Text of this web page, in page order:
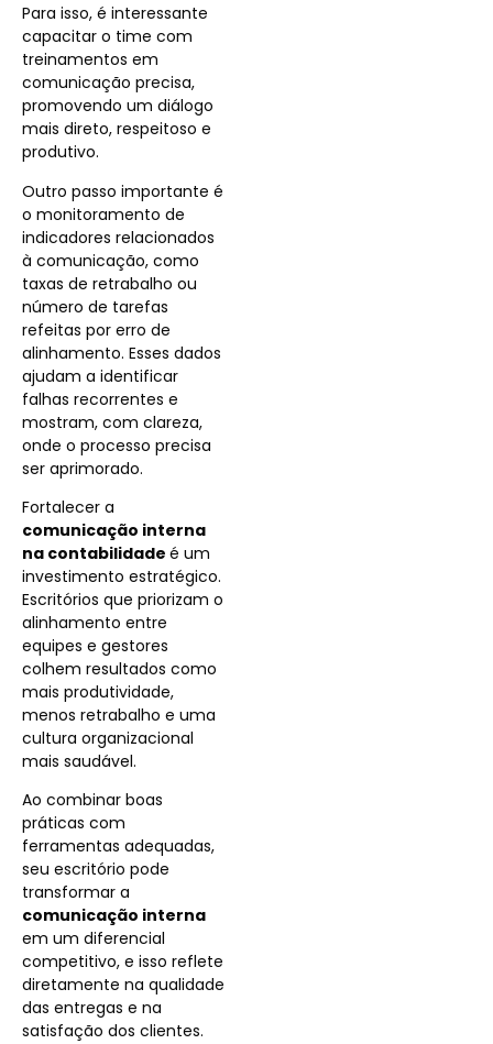
Para isso, é interessante
capacitar o time com
treinamentos em
comunicação precisa,
promovendo um diálogo
mais direto, respeitoso e
produtivo.
Outro passo importante é
o monitoramento de
indicadores relacionados
à comunicação, como
taxas de retrabalho ou
número de tarefas
refeitas por erro de
alinhamento. Esses dados
ajudam a identificar
falhas recorrentes e
mostram, com clareza,
onde o processo precisa
ser aprimorado.
Fortalecer a
comunicação interna
na contabilidade é um
investimento estratégico.
Escritórios que priorizam o
alinhamento entre
equipes e gestores
colhem resultados como
mais produtividade,
menos retrabalho e uma
cultura organizacional
mais saudável.
Ao combinar boas
práticas com
ferramentas adequadas,
seu escritório pode
transformar a
comunicação interna
em um diferencial
competitivo, e isso reflete
diretamente na qualidade
das entregas e na
satisfação dos clientes.